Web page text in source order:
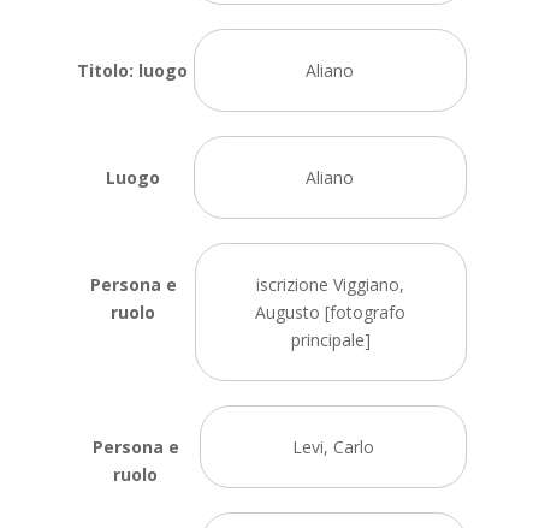
Titolo: luogo Aliano
Luogo Aliano
Persona e
ruolo
iscrizione Viggiano,
Augusto [fotografo
principale]
Persona e
ruolo
Levi, Carlo